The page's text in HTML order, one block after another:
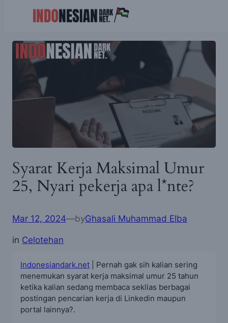
Syarat Kerja Maksimal Umur
25, Nyari pekerja apa l*nte?
Mar 12, 2024—byGhasali Muhammad Elba
in Celotehan
Indonesiandark.net | Pernah gak sih kalian sering
menemukan syarat kerja maksimal umur 25 tahun
ketika kalian sedang membaca seklias berbagai
postingan pencarian kerja di Linkedin maupun
portal lainnya?.